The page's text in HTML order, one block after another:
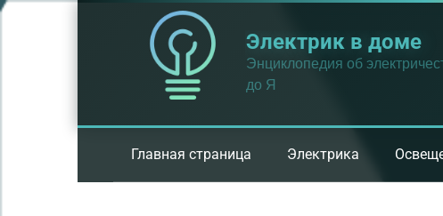
Перейти
Электрик в доме
Энциклопедия об
до Я
Главная страница Электрика